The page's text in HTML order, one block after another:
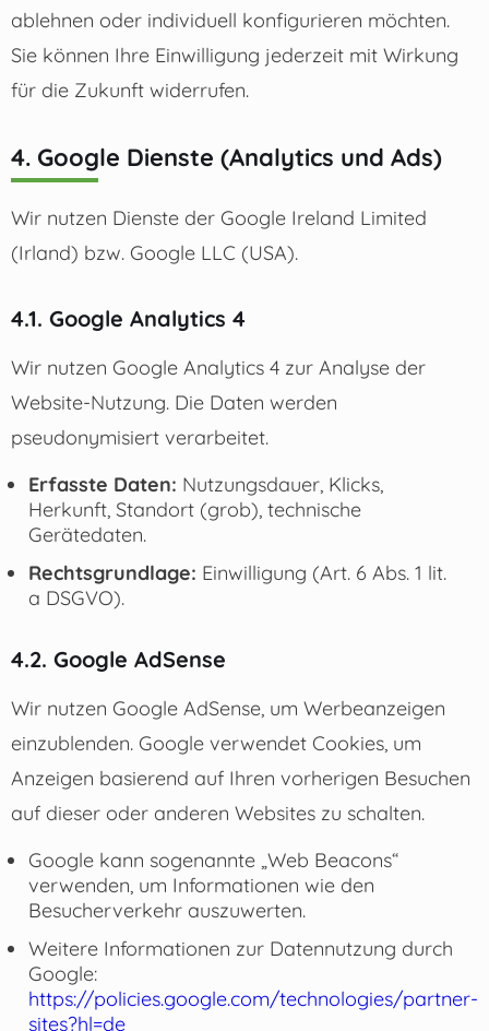
ablehnen oder individuell konfigurieren möchten.
Sie können Ihre Einwilligung jederzeit mit Wirkung
für die Zukunft widerrufen.
4. Google Dienste (Analytics und Ads)
Wir nutzen Dienste der Google Ireland Limited
(Irland) bzw. Google LLC (USA).
4.1. Google Analytics 4
Wir nutzen Google Analytics 4 zur Analyse der
Website-Nutzung. Die Daten werden
pseudonymisiert verarbeitet.
Erfasste Daten: Nutzungsdauer, Klicks,
Herkunft, Standort (grob), technische
Gerätedaten.
Rechtsgrundlage: Einwilligung (Art. 6 Abs. 1 lit.
a DSGVO).
4.2. Google AdSense
Wir nutzen Google AdSense, um Werbeanzeigen
einzublenden. Google verwendet Cookies, um
Anzeigen basierend auf Ihren vorherigen Besuchen
auf dieser oder anderen Websites zu schalten.
Google kann sogenannte „Web Beacons“
verwenden, um Informationen wie den
Besucherverkehr auszuwerten.
Weitere Informationen zur Datennutzung durch
Google:
https://policies.google.com/technologies/partner-
sites?hl=de